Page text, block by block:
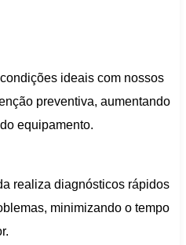
ideais com nossos
preventiva, aumentando
equipamento.
realiza diagnósticos rápidos
minimizando o tempo